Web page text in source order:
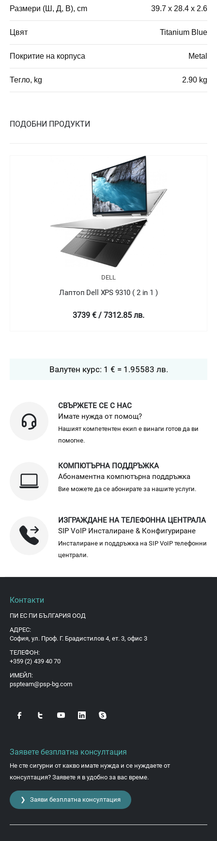
Размери (Ш, Д, В), cm 39.7 x 28.4 x 2.6
Цвят Titanium Blue
Покритие на корпуса Metal
Тегло, kg 2.90 kg
ПОДОБНИ ПРОДУКТИ
DELL
Лаптоп Dell XPS 9310 ( 2 in 1 )
4758.99 € / 9307.78 лв.
Валутен курс: 1 € = 1.95583 лв.
СВЪРЖЕТЕ СЕ С НАС
Имате нужда от помощ?
Нашият компетентен екип е винаги готов да ви
помогне.
КОМПЮТЪРНА ПОДДРЪЖКА
Абонаментна компютърна поддръжка
Вие можете да се абонирате за нашите услуги.
ИЗГРАЖДАНЕ НА ТЕЛЕФОННА ЦЕНТРАЛА
SIP VoIP Инсталиране & Конфигуриране
Инсталиране и поддръжка на SIP VoIP телефонни
централи.
Контакти
ПИ ЕС ПИ БЪЛГАРИЯ ООД
АДРЕС:
София, ул. Проф. Г. Брадистилов 4, ет. 3, офис 3
ТЕЛЕФОН:
+359 (2) 439 40 70
ИМЕЙЛ:
pspteam@psp-bg.com
Заявете безплатна консултация
Не сте сигурни от какво имате нужда и се нуждаете от
консултация? Заявете я в удобно за вас време.
❯ Заяви безплатна консултация